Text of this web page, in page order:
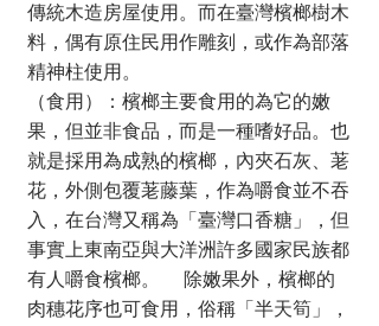
傳統木造房屋使用。而在臺灣檳榔樹木
料，偶有原住民用作雕刻，或作為部落
精神柱使用。
（食用）： 檳榔主要食用的為它的嫩
果，但並非食品，而是一種嗜好品。也
就是採用為成熟的檳榔，內夾石灰、荖
花，外側包覆荖藤葉，作為嚼食並不吞
入，在台灣又稱為「臺灣口香糖」，但
事實上東南亞與大洋洲許多國家民族都
有人嚼食檳榔。 除嫩果外，檳榔的
肉穗花序也可食用，俗稱「半天筍」，